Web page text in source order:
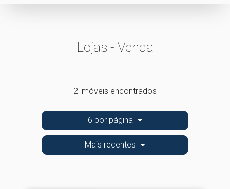
Lojas - Venda
2 imóveis encontrados
6 por página
Mais recentes